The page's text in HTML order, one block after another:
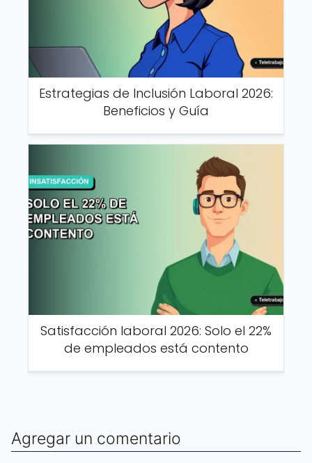
Estrategias de Inclusión Laboral 2026:
Beneficios y Guía
Satisfacción laboral 2026: Solo el 22%
de empleados está contento
Agregar un comentario